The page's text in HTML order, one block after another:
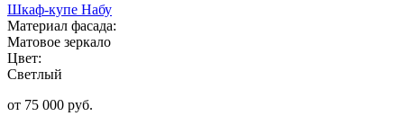
Шкаф-купе Набу
Материал фасада:
Матовое зеркало
Цвет:
Светлый
от 75 000 руб.